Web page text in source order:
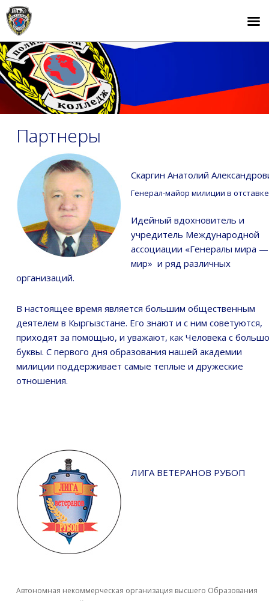
Партнеры
Скаргин Анатолий
Генерал-майор милиции в отставке
Идейный вдохновитель и
учредитель Международной
ассоциации «Генералы мира
мир» и ряд различных
организаций.
В настоящее время является большим общественным
деятелем в Кыргызстане. Его знают и с ним советуются,
приходят за помощью, и уважают, как Человека с
буквы. С первого дня образования нашей академии
милиции поддерживает самые теплые и дружеские
отношения.
ЛИГА ВЕТЕРАНОВ РУБОП
Автономная некоммерческая организация высшего Образования